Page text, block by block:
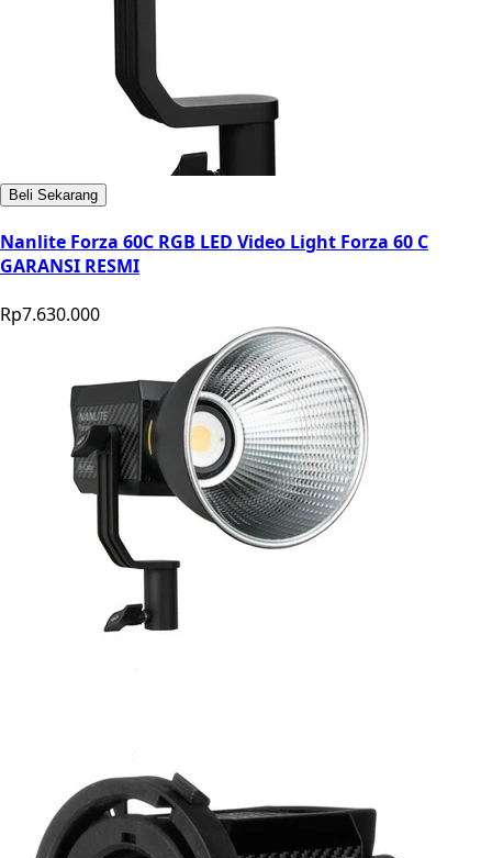
Beli Sekarang
Nanlite Forza 60C RGB LED Video Light Forza 60 C
GARANSI RESMI
Rp7.630.000